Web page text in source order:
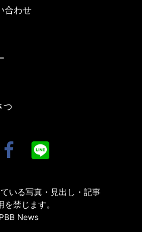
合わせ
つ
いる写真・見出し・記事
を禁じます。
News